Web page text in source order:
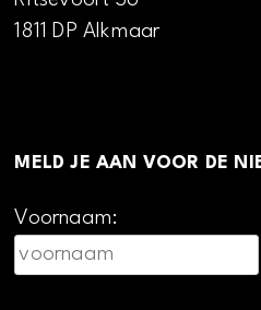
1811 DP Alkmaar
MELD JE AAN VOOR DE
Voornaam: